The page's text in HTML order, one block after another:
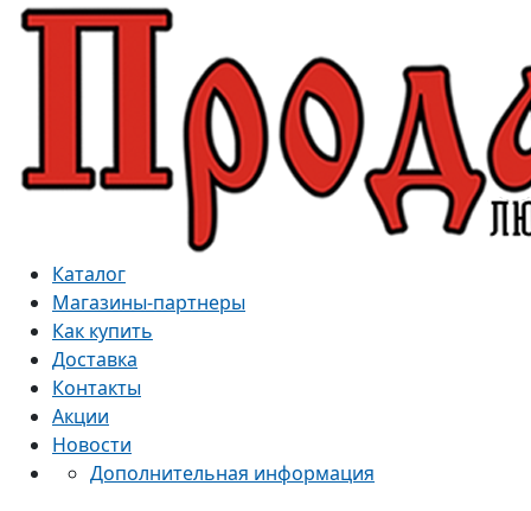
Каталог
Магазины-партнеры
Как купить
Доставка
Контакты
Акции
Новости
Дополнительная информация